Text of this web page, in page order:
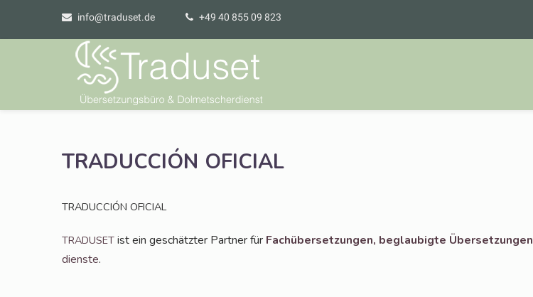
info@traduset.de +49 40 855 09 823
TRADUCCIÓN OFICIAL
TRADUCCIÓN OFICIAL
TRADUSET ist ein geschätz­ter Part­ner für Fach­über­set­zun­gen, beglau­big­te Über­set­zun­gen
diens­te.